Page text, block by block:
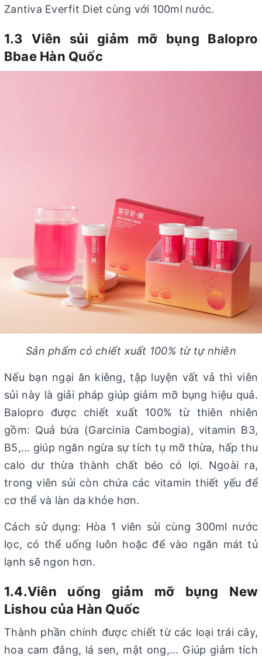
Zantiva Everfit Diet cùng với 100ml nước.
1.3 Viên sủi giảm mỡ bụng Balopro
Bbae Hàn Quốc
Sản phẩm có chiết xuất 100% từ tự nhiên
Nếu bạn ngại ăn kiêng, tập luyện vất vả thì viên
sủi này là giải pháp giúp giảm mỡ bụng hiệu quả.
Balopro được chiết xuất 100% từ thiên nhiên
gồm: Quả bứa (Garcinia Cambogia), vitamin B3,
B5,… giúp ngăn ngừa sự tích tụ mỡ thừa, hấp thu
calo dư thừa thành chất béo có lợi. Ngoài ra,
trong viên sủi còn chứa các vitamin thiết yếu để
cơ thể và làn da khỏe hơn.
Cách sử dụng: Hòa 1 viên sủi cùng 300ml nước
lọc, có thể uống luôn hoặc để vào ngăn mát tủ
lạnh sẽ ngon hơn.
1.4.Viên uống giảm mỡ bụng New
Lishou của Hàn Quốc
Thành phần chính được chiết từ các loại trái cây,
hoa cam đắng, lá sen, mật ong,... Giúp giảm tích